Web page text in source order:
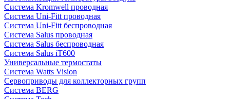
Система Kromwell проводная
Система Uni-Fitt проводная
Система Uni-Fitt беспроводная
Система Salus проводная
Система Salus беспроводная
Система Salus iT600
Универсальные термостаты
Система Watts Vision
Сервоприводы для коллекторных групп
Система BERG